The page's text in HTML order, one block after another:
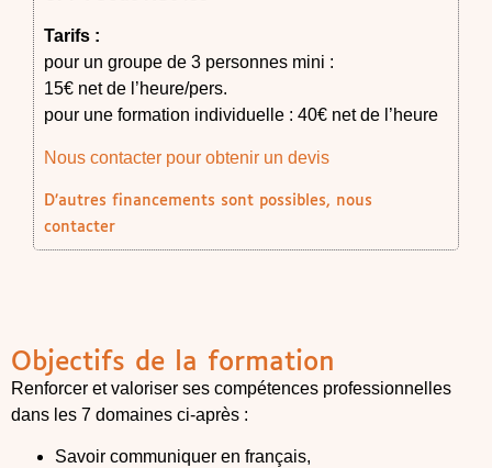
Tarifs :
pour un groupe de 3 personnes mini :
15€ net de l’heure/pers.
pour une formation individuelle : 40€ net de l’heure
Nous contacter pour obtenir un devis
D’autres financements sont possibles, nous
contacter
Objectifs de la formation
Renforcer et valoriser ses compétences professionnelles
dans les 7 domaines ci-après :
Savoir communiquer en français,